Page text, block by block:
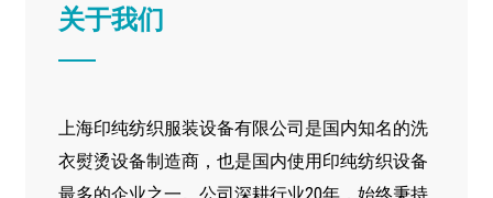
关于我们
上海印纯纺织服装设备有限公司是国内知名的洗
衣熨烫设备制造商，也是国内使用印纯纺织设备